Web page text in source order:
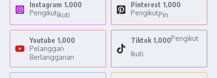
Instagram 1,000
PengikutIkuti
Pinterest 1,000
PengikutPin
Youtube 1,000
Pelanggan
Berlangganan
Tiktok 1,000Pengikut
Ikuti